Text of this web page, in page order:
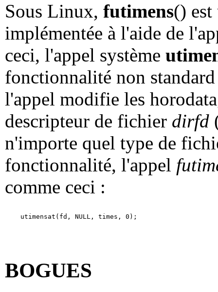
Sous Linux, futimens()
implémentée à l'aide de
ceci, l'appel système
fonctionnalité non
l'appel modifie les
descripteur de fichier dirfd
n'importe quel type de
fonctionnalité, l'appel
comme ceci :
BOGUES